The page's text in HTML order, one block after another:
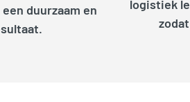
duurzaam en
logistiek